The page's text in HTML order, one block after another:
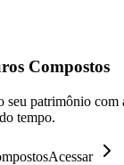
Compostos
seu patrimônio com
tempo.
Acessar